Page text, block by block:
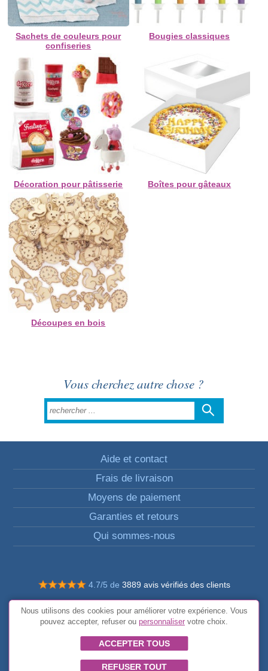
Sachets de couleurs pour
confiseries
Bougies classiques
Décoration pour pâtisserie Boîtes pour gâteaux
Découpes en bois
Vous cherchez autre chose ?
Aide et contact
Frais de livraison
Moyens de paiement
Garanties et retours
Qui sommes-nous
4.7/5 de 3889 avis vérifiés des clients
© Tous droits réservés FunToCome
Conditions générales
Nous utilisons des cookies pour améliorer votre expérience. Vous
pouvez accepter, refuser ou personnaliser votre choix.
ACCEPTER TOUS
REFUSER TOUT